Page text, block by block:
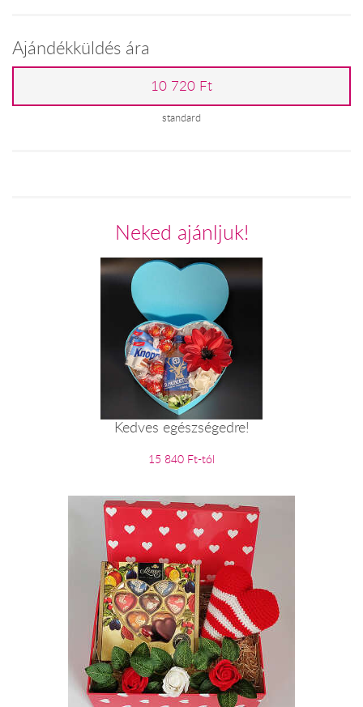
Ajándékküldés ára
10 720 Ft
standard
Neked ajánljuk!
Kedves egészségedre!
15 840 Ft-tól